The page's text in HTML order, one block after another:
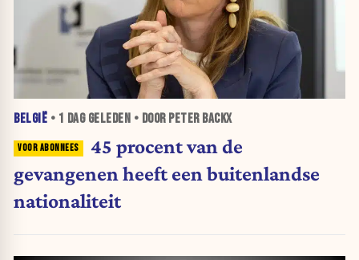
BELGIË • 1 DAGGELEDEN • DOOR PETER BACKX
45 procent van de
gevangenen heeft een buitenlandse
nationaliteit